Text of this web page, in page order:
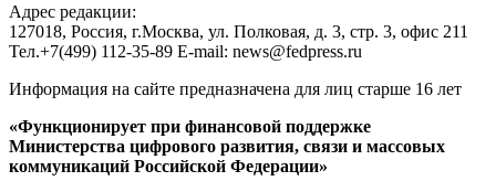
Адрес редакции:
127018, Россия, г.Москва, ул. Полковая, д. 3, стр. 3, офис 211
Тел.+7(499) 112-35-89 E-mail: news@fedpress.ru
Информация на сайте предназначена для лиц старше 16 лет
«Функционирует при финансовой поддержке
Министерства цифрового развития, связи и массовых
коммуникаций Российской Федерации»